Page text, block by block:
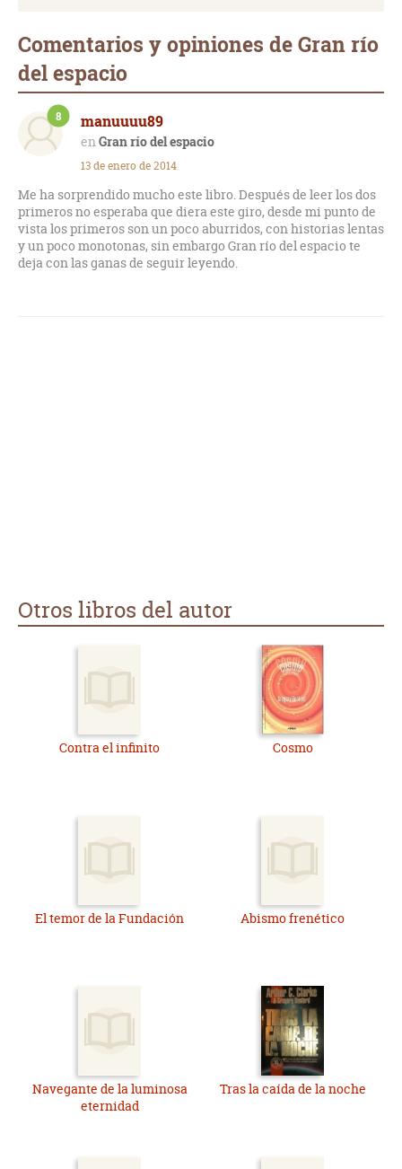
Comentarios y opiniones de Gran río
del espacio
manuuuu89
Gran río del espacio
8
13 de enero de 2014
Me ha sorprendido mucho este libro. Después de leer los dos
primeros no esperaba que diera este giro, desde mi punto de
vista los primeros son un poco aburridos, con historias lentas
y un poco monotonas, sin embargo Gran río del espacio te
deja con las ganas de seguir leyendo.
Otros libros del autor
Contra el infinito Cosmo
El temor de la Fundación Abismo frenético
Navegante de la luminosa
eternidad
Tras la caída de la noche